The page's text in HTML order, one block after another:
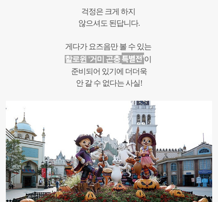
걱정은 크게 하지
않으셔도 된답니다.
게다가 요즈음만볼 수 있는
할로윈 '거미 곤충 특별전'이
준비되어 있기에 더더욱
안 갈 수 없다는 사실!